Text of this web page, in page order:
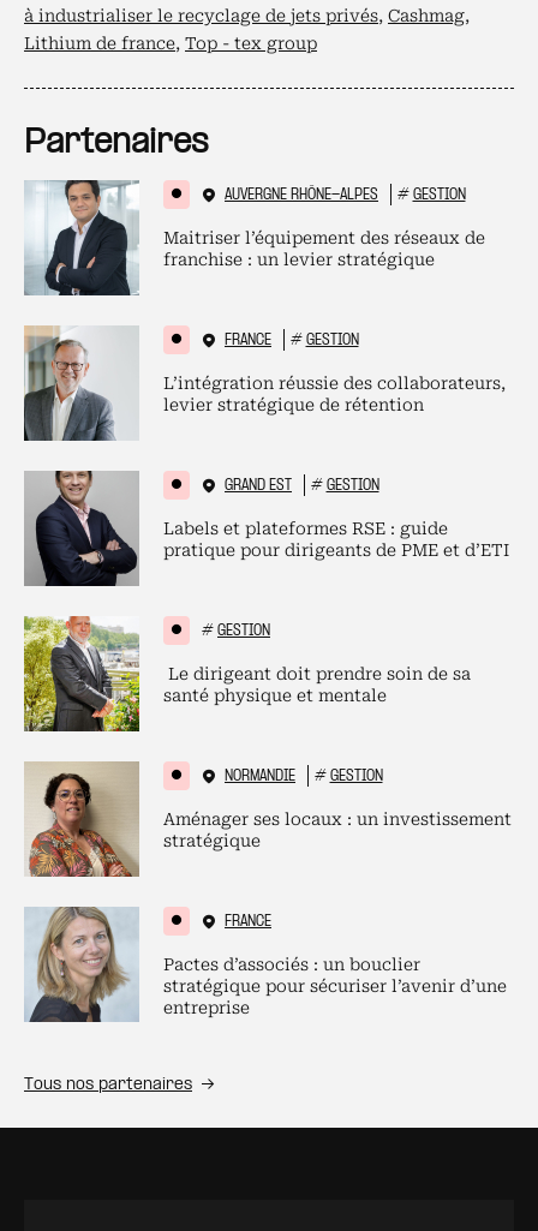
à industrialiser le recyclage de jets privés, Cashmag,
Lithium de france, Top - tex group
Partenaires
AUVERGNE RHÔNE-ALPES # GESTION
Maitriser l’équipement des réseaux de
franchise : un levier stratégique
FRANCE # GESTION
L’intégration réussie des collaborateurs,
levier stratégique de rétention
GRAND EST # GESTION
Labels et plateformes RSE : guide
pratique pour dirigeants de PME et d’ETI
# GESTION
Le dirigeant doit prendre soin de sa
santé physique et mentale
NORMANDIE # GESTION
Aménager ses locaux : un investissement
stratégique
FRANCE
Pactes d’associés : un bouclier
stratégique pour sécuriser l’avenir d’une
entreprise
Tous nos partenaires